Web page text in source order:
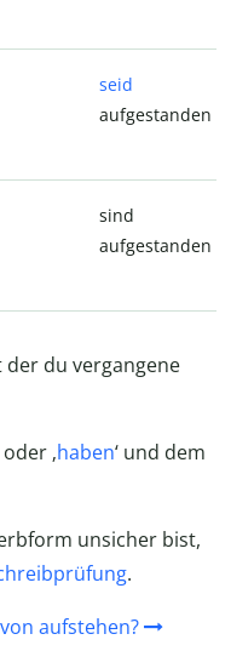
seid
aufgestanden
sind
aufgestanden
der du vergangene
oder ‚haben‘ und dem
unsicher bist,
.
aufstehen?